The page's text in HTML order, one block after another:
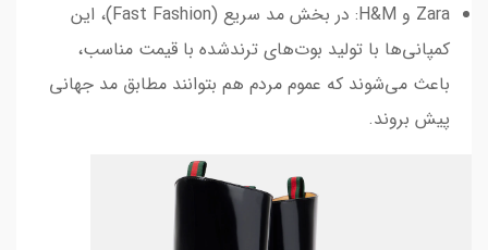
Zara و H&M: در بخش مد سریع (Fast Fashion)، این
کمپانی‌ها با تولید بوت‌های ترندشده با قیمت مناسب،
باعث می‌شوند که عموم مردم هم بتوانند مطابق مد جهانی
پیش بروند.